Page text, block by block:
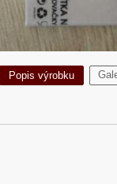
Popis výrobku